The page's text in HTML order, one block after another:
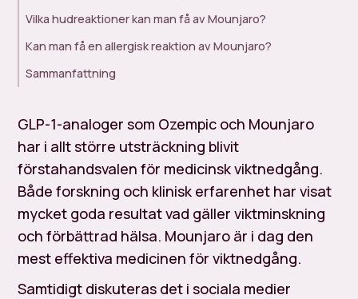
Vilka hudreaktioner kan man få av Mounjaro?
Kan man få en allergisk reaktion av Mounjaro?
Sammanfattning
GLP-1-analoger som Ozempic och Mounjaro
har i allt större utsträckning blivit
förstahandsvalen för medicinsk viktnedgång.
Både forskning och klinisk erfarenhet har visat
mycket goda resultat vad gäller viktminskning
och förbättrad hälsa. Mounjaro är i dag den
mest effektiva medicinen för viktnedgång.
Samtidigt diskuteras det i sociala medier